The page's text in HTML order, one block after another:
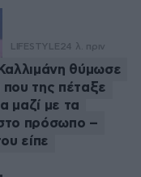
LIFESTYLE 24 λ. πριν
θύμωσε
της πέταξε
μαζί με τα
πρόσωπο –
είπε